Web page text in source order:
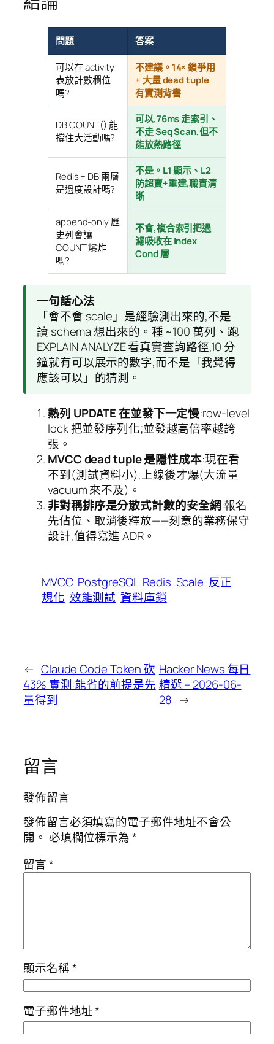
問題 答案
可以在 activity
表放計數欄位
嗎?
不建議。14× 鎖爭用
+ 大量 dead tuple
有實測背書
DB COUNT() 能
撐住大活動嗎?
可以,76ms 走索引、
不走 Seq Scan,但不
能放熱路徑
Redis + DB 兩層
是過度設計嗎?
不是。L1 顯示、L2
防超賣+重建,職責清
晰
append-only 歷
史列會讓
COUNT 爆炸
嗎?
不會,複合索引把過
濾吸收在 Index
Cond 層
一句話心法
「會不會 scale」是經驗測出來的,不是
讀 schema 想出來的。種 ~100 萬列、跑
EXPLAIN ANALYZE 看真實查詢路徑,10 分
鐘就有可以展示的數字,而不是「我覺得
應該可以」的猜測。
熱列 UPDATE 在並發下一定慢:row-level
lock 把並發序列化;並發越高倍率越誇
張。
MVCC dead tuple 是隱性成本:現在看
不到(測試資料小),上線後才爆(大流量
vacuum 來不及)。
非對稱排序是分散式計數的安全網:報名
先佔位、取消後釋放——刻意的業務保守
設計,值得寫進 ADR。
MVCC PostgreSQL Redis Scale 反正
規化 效能測試 資料庫鎖
← Claude Code Token 砍
43% 實測:能省的前提是先
量得到
Hacker News 每日
精選 – 2026-06-
28 →
留言
發佈留言
發佈留言必須填寫的電子郵件地址不會公
開。 必填欄位標示為*
留言*
顯示名稱*
電子郵件地址*